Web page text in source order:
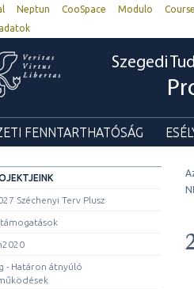
Neptun CooSpace Modulo
Szegedi
FENNTARTHATÓSÁG
Széchenyi Terv Plusz
- Határon átnyúló